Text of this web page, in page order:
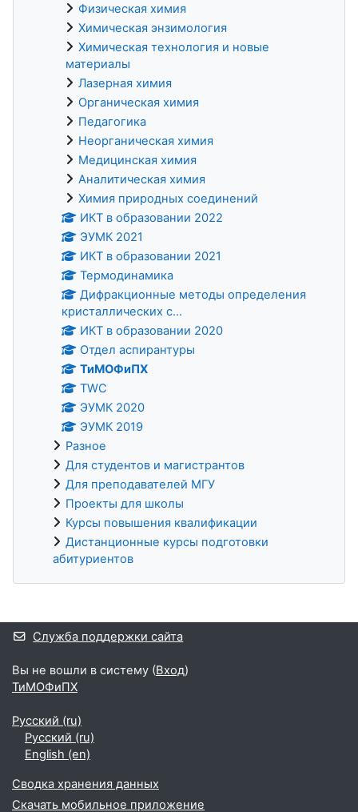
Физическая химия
Химическая энзимология
Химическая технология и новые
материалы
Лазерная химия
Органическая химия
Педагогика
Неорганическая химия
Медицинская химия
Аналитическая химия
Химия природных соединений
ИКТ в образовании 2022
ЭУМК 2021
ИКТ в образовании 2021
Термодинамика
Дифракционные методы определения
кристаллических с...
ИКТ в образовании 2020
Отдел аспирантуры
ТиМОФиПХ
TWC
ЭУМК 2020
ЭУМК 2019
Разное
Для студентов и магистрантов
Для преподавателей МГУ
Проекты для школы
Курсы повышения квалификации
Дистанционные курсы подготовки
абитуриентов
Дополнительные блоки
Служба поддержки сайта
Вы не вошли в систему (Вход)
ТиМОФиПХ
Русский ‎(ru)‎
Русский ‎(ru)‎
English ‎(en)‎
Сводка хранения данных
Скачать мобильное приложение